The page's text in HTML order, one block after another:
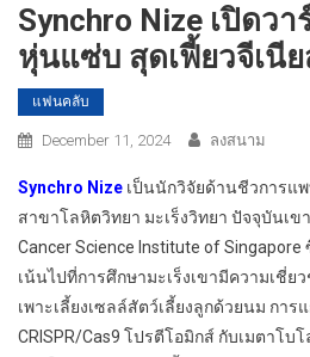
Synchro Nize เปิดว
หุ่นแซ่บ สุดเฟี้ยวจีเนี
แฟนคลับ
December 11, 2024 ลงสนาม
Synchro Nize เป็นนักวิจัยด้านชีวการแ
สาขาโลหิตวิทยา มะเร็งวิทยา ปัจจุบันเข
Cancer Science Institute of
เน้นไปที่การศึกษามะเร็งเขามีความเชี่ย
เพาะเลี้ยงเซลล์สัตว์เลี้ยงลูกด้วยนม กา
CRISPR/Cas9 โปรตีโอมิกส์ กับเมตาโบ